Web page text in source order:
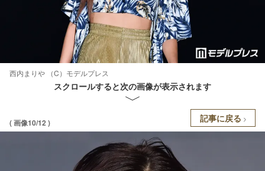
西内まりや （C）モデルプレス
スクロールすると次の画像が表示されます
( 画像10/12 ) 記事に戻る